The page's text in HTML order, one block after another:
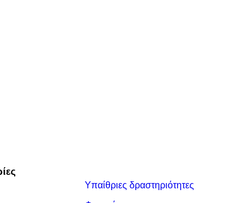
Υπαίθριες δραστηριότητες